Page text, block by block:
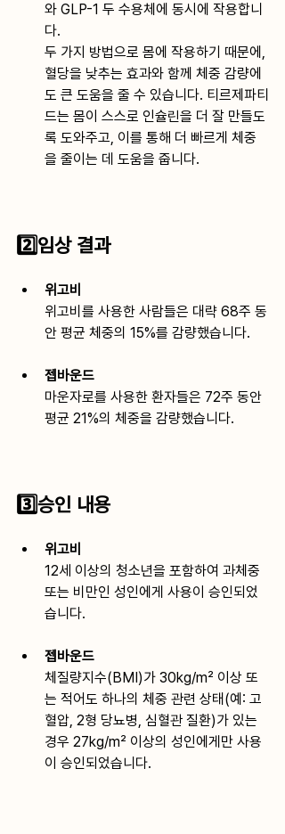
와 GLP-1 두 수용체에 동시에 작용합니
다.
두 가지 방법으로 몸에 작용하기 때문에,
혈당을 낮추는 효과와 함께 체중 감량에
도 큰 도움을 줄 수 있습니다. 티르제파티
드는 몸이 스스로 인슐린을 더 잘 만들도
록 도와주고, 이를 통해 더 빠르게 체중
을 줄이는 데 도움을 줍니다.
2️⃣임상 결과
위고비
위고비를 사용한 사람들은 대략 68주 동
안 평균 체중의 15%를 감량했습니다.
젭바운드
마운자로를 사용한 환자들은 72주 동안
평균 21%의 체중을 감량했습니다.
3️⃣승인 내용
위고비
12세 이상의 청소년을 포함하여 과체중
또는 비만인 성인에게 사용이 승인되었
습니다.
젭바운드
﻿체질량지수(BMI)가 30kg/m² 이상 또
는 적어도 하나의 체중 관련 상태(예: 고
혈압, 2형 당뇨병, 심혈관 질환)가 있는
경우 27kg/m² 이상의 성인에게만 사용
이 승인되었습니다.